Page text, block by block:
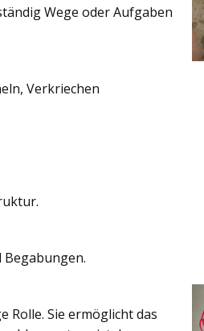
Wege oder Aufgaben
Verkriechen
Rolle. Sie ermöglicht das